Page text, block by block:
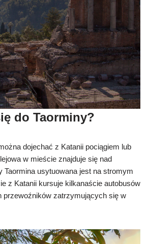
do Taorminy?
dojechać z Katanii pociągiem lub
w mieście znajduje się nad
Taormina usytuowana jest na stromym
z Katanii kursuje kilkanaście autobusów
przewoźników zatrzymujących się w